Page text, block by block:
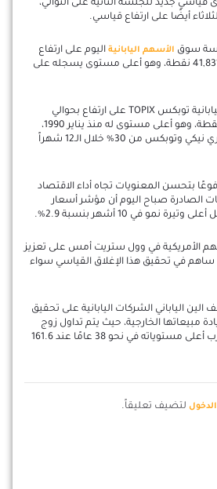
قياسي جديد للجلسة الثانية على التوالي،
أيضًا على ارتفاع قياسي.
الأسهم اليابانية اليوم على ارتفاع
بنسبة 0.61% مسجلاً 41,831.99 نقطة، وهو أعلى مستوى يسجله على
كما أغلق مؤشر الأسهم اليابانية توبكس TOPIX على ارتفاع بحوالي
0.47% مسجلاً 2,909.20 نقطة، وهو أعلى مستوى له منذ يناير 1990،
لتقترب نسبة ارتفاع مؤشري نيكي وتوبكس من 30% خلال الـ12 شهراً
بتحسن المعنويات تجاه أداء الاقتصاد
الصادرة صباح اليوم أن مؤشر أسعار
نمو في 10 أشهر بنسبة 2.9%.
الأمريكية في وول ستريت أمس على تعزيز
ساهم في تحقيق هذا الإغلاق القياسي سواء
الياباني الشركات اليابانية على تحقيق
مبيعاتها الخارجية، حيث يتم تداول زوج
الدولار ين USD/JPY حاليًا قرب أعلى مستوياته في نحو 38 عامًا عند 161.6
لتضيف تعليقاً.